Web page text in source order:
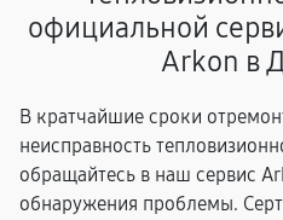
официальной
Arkon в
В кратчайшие сроки
неисправность
обращайтесь в наш сервис
обнаружения проблемы.